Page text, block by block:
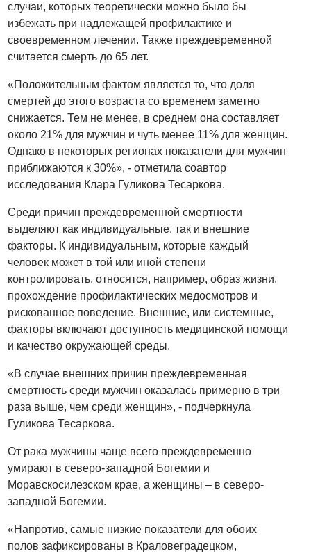
случаи, которых теоретически можно было бы
избежать при надлежащей профилактике и
своевременном лечении. Также преждевременной
считается смерть до 65 лет.
«Положительным фактом является то, что доля
смертей до этого возраста со временем заметно
снижается. Тем не менее, в среднем она составляет
около 21% для мужчин и чуть менее 11% для женщин.
Однако в некоторых регионах показатели для мужчин
приближаются к 30%», - отметила соавтор
исследования Клара Гуликова Тесаркова.
Среди причин преждевременной смертности
выделяют как индивидуальные, так и внешние
факторы. К индивидуальным, которые каждый
человек может в той или иной степени
контролировать, относятся, например, образ жизни,
прохождение профилактических медосмотров и
рискованное поведение. Внешние, или системные,
факторы включают доступность медицинской помощи
и качество окружающей среды.
«В случае внешних причин преждевременная
смертность среди мужчин оказалась примерно в три
раза выше, чем среди женщин», - подчеркнула
Гуликова Тесаркова.
От рака мужчины чаще всего преждевременно
умирают в северо-западной Богемии и
Моравскосилезском крае, а женщины – в северо-
западной Богемии.
«Напротив, самые низкие показатели для обоих
полов зафиксированы в Краловеградецком,